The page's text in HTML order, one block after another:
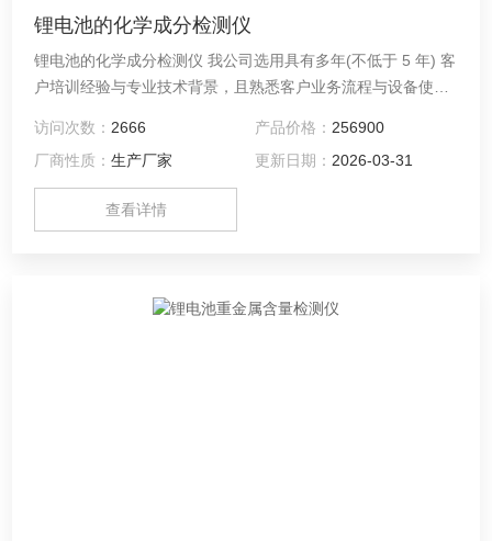
锂电池的化学成分检测仪
锂电池的化学成分检测仪 我公司选用具有多年(不低于 5 年) 客
户培训经验与专业技术背景，且熟悉客户业务流程与设备使用
培训教材，并参考使用操作手册、维修手册等设备随机技术文
件。培训教材等技术资料图文并茂，所有培训技术资料都为中
文。
访问次数： 2666 产品价格： 256900
厂商性质：生产厂家 更新日期： 2026-03-31
查看详情